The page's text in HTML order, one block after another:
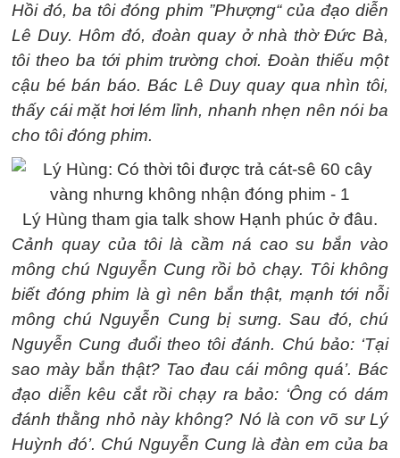
Hồi đó, ba tôi đóng phim ”Phượng“ của đạo diễn
Lê Duy. Hôm đó, đoàn quay ở nhà thờ Đức Bà,
tôi theo ba tới phim trường chơi.Đoàn thiếu một
cậu bé bán báo. Bác Lê Duy quay qua nhìn tôi,
thấy cái mặt hơi lém lỉnh, nhanh nhẹn nên nói ba
cho tôi đóng phim.
Lý Hùng tham gia talk show Hạnh phúc ở đâu.
Cảnh quay của tôi là cầm ná cao su bắn vào
mông chú Nguyễn Cung rồi bỏ chạy. Tôi không
biết đóng phim là gì nên bắn thật, mạnh tới nỗi
mông chú Nguyễn Cung bị sưng. Sau đó, chú
Nguyễn Cung đuổi theo tôi đánh. Chú bảo: ‘Tại
sao mày bắn thật? Tao đau cái mông quá’. Bác
đạo diễn kêu cắt rồi chạy ra bảo: ‘Ông có dám
đánh thằng nhỏ này không? Nó là con võ sư Lý
Huỳnh đó’. Chú Nguyễn Cung là đàn em của ba